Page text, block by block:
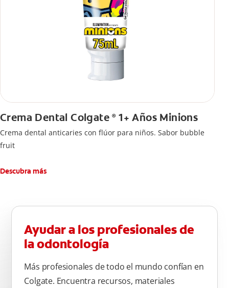
Crema Dental Colgate®1+ Años Minions
Crema dental anticaries con flúor para niños. Sabor bubble
fruit
Descubra más
Ayudar a los profesionales de
la odontología
Más profesionales de todo el mundo confían en
Colgate. Encuentra recursos, materiales